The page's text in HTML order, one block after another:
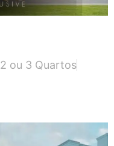
2 ou 3 Quartos